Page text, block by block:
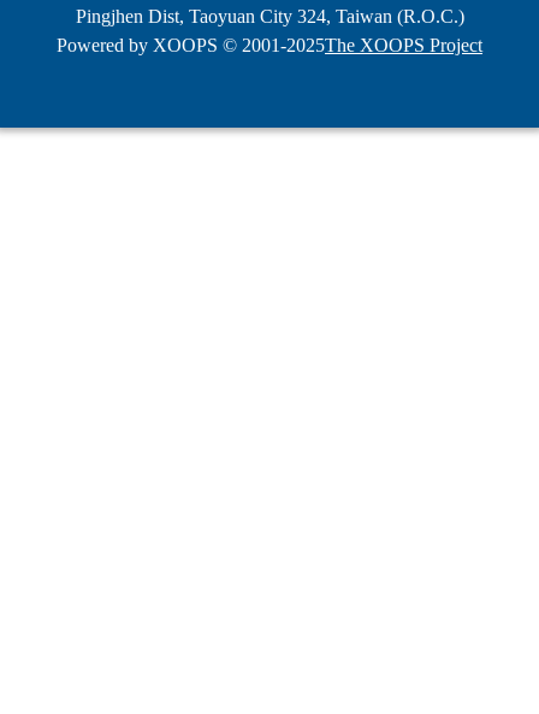
Pingjhen Dist, Taoyuan City 324, Taiwan (R.O.C.)
Powered by XOOPS © 2001-2025The XOOPS Project